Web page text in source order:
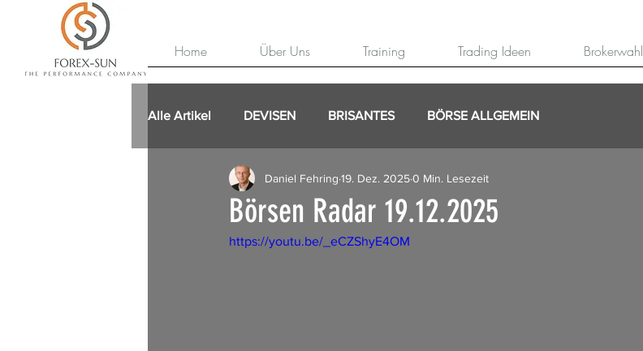
Home Über Uns Training Trading Ideen Brokerwahl
Alle Artikel DEVISEN BRISANTES BÖRSE ALLGEMEIN
Börsen Radar 19.12.2025
Daniel Fehring 19. Dez. 20250 Min. Lesezeit
https://youtu.be/_eCZShyE4OM